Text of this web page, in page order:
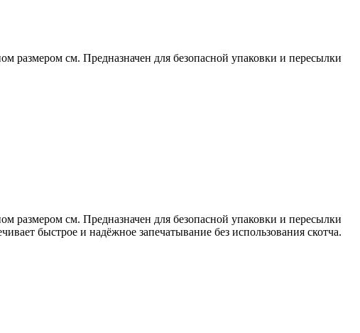
размером см. Предназначен для безопасной упаковки и пересылки
размером см. Предназначен для безопасной упаковки и пересылки
быстрое и надёжное запечатывание без использования скотча.